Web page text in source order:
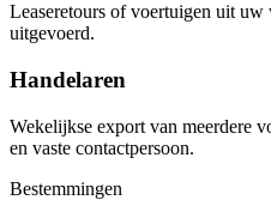
Leaseretours of voertuigen uit uw
uitgevoerd.
Handelaren
Wekelijkse export van meerdere
en vaste contactpersoon.
Bestemmingen